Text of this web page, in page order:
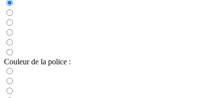
Couleur de la police :